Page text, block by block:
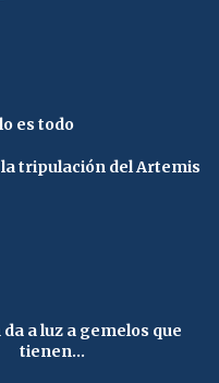
es todo
tripulación del Artemis
a luz a gemelos que
tienen...